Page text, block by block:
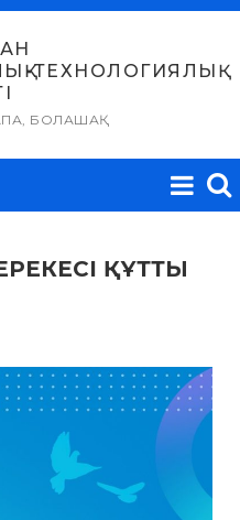
ТЕХНОЛОГИЯЛЫҚ
БОЛАШАҚ
ҚҰТТЫ